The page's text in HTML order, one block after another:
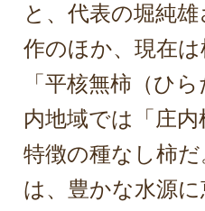
と、代表の堀純
作のほか、現在
「平核無柿（ひ
内地域では「庄
特徴の種なし柿
は、豊かな水源